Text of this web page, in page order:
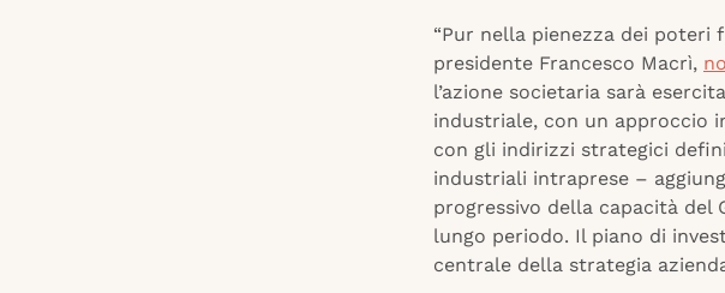
“Pur nella pienezza dei
presidente Francesco Macrì,
l’azione societaria sarà
industriale, con un approccio
con gli indirizzi strategici
industriali intraprese –
progressivo della capacità del
lungo periodo. Il piano di
centrale della strategia